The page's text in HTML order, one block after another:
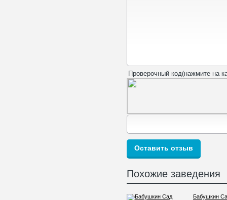
Проверочный код(нажмите на
Похожие заведения
Бабушкин